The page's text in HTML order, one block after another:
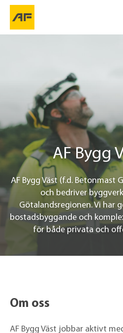
AF Bygg Väst AB
Kontaktpersoner
Våra projekt
AF Bygg
AF Bygg Väst (f.d. Betonmast
och bedriver
Götalandsregionen. Vi har
bostadsbyggande och
för både privata och
Om oss
AF Bygg Väst jobbar aktivt